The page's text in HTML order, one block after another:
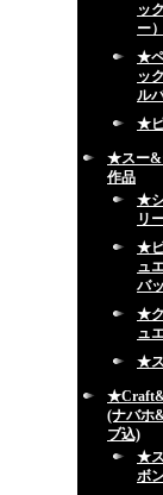
ッ
ー）
★
ッ
ル
★
★スー&
作品
★
リ
★
ュ
バ
★
ュ
★ス
(ナバホ
ブ込)
★
ボ